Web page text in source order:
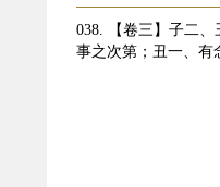
038. 【卷三】子二
事之次第；丑一、有